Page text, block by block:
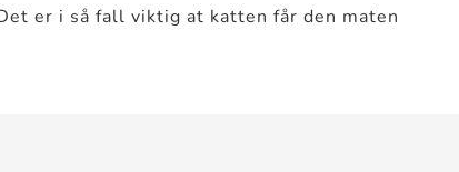
er i så fall viktig at katten får den maten